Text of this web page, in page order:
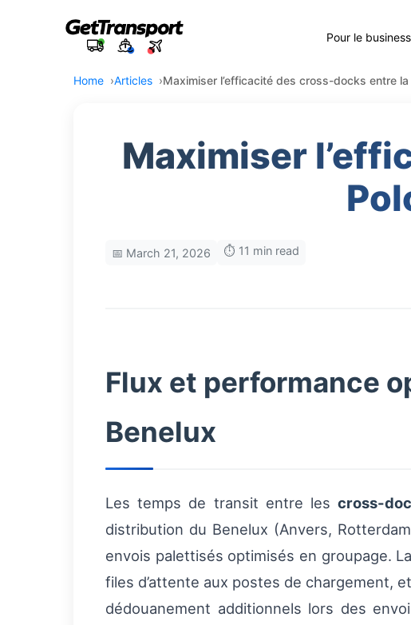
Pour le business
Home Articles Maximiser l’efficacité des cross-docks entre la
Maximiser
📅 March 21, 2026 ⏱️ 11 min read
Flux et performance
Benelux
Les temps de transit entre lescross-
distribution du Benelux (Anvers,
envois palettisés optimisés en groupage.
files d’attente aux postes de chargement,
dédouanement additionnels lors des